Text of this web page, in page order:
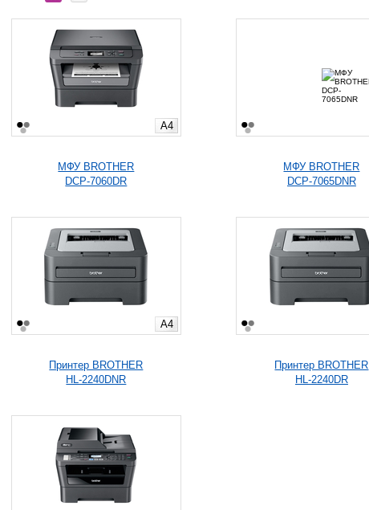
A4
МФУ BROTHER
DCP-7060DR
МФУ BROTHER
DCP-7065DNR
A4
Принтер BROTHER
HL-2240DNR
Принтер BROTHER
HL-2240DR